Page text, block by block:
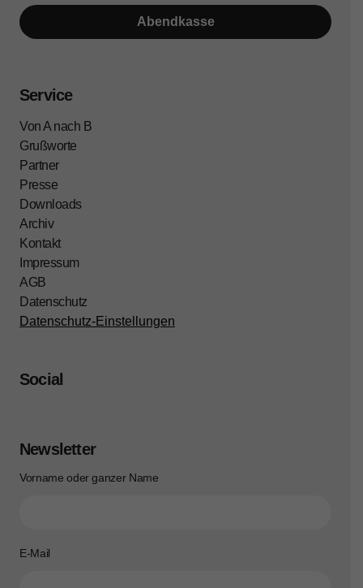
Abendkasse
Service
Von A nach B
Grußworte
Partner
Presse
Downloads
Archiv
Kontakt
Impressum
AGB
Datenschutz
Datenschutz-Einstellungen
Social
Newsletter
Vorname oder ganzer Name
E-Mail